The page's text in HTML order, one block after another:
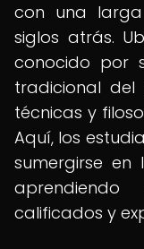
con una
siglos atrás.
conocido por
tradicional del
técnicas y
Aquí, los
sumergirse
calificados y